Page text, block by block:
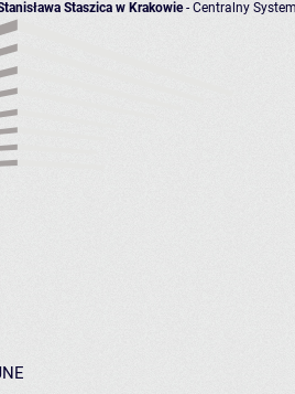
Staszica w Krakowie- Centralny